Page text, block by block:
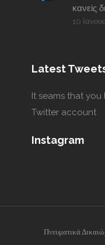
κανείς
10
Latest
It seams that
Twitter account
Instagram
Πνευματικά